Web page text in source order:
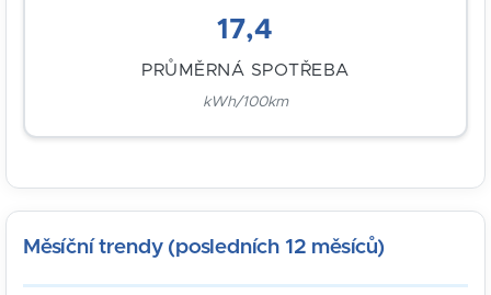
17,4
PRŮMĚRNÁ SPOTŘEBA
kWh/100km
Měsíční trendy (posledních 12 měsíců)